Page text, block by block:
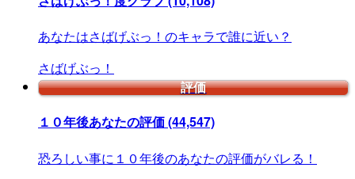
あなたはさばげぶっ！のキャラで誰に近い？
さばげぶっ！
評価
１０年後あなたの評価(44,547)
恐ろしい事に１０年後のあなたの評価がバレる！